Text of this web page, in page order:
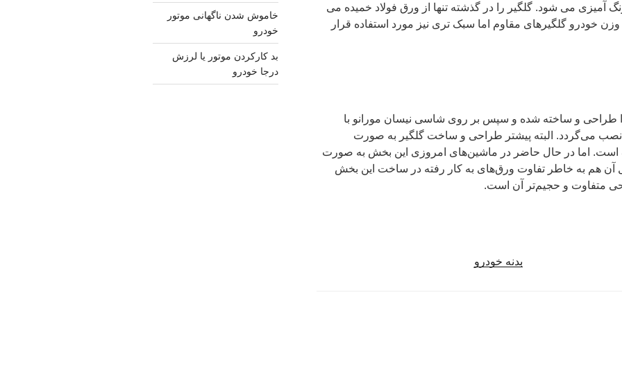
آمیزی می شود. گلگیر را در گذشته تنها از ورق فولاد خمیده می‌
خودرو گلگیرهای مقاوم اما سبک‌ تری نیز مورد استفاده قرار
طراحی و ساخته شده و سپس بر روی شاسی نیسان مورانو با
نصب می‌گردد. البته پیشتر طراحی و ساخت گلگیر به صورت
است. اما در حال حاضر در ماشین‌های امروزی این بخش به صورت
هم به خاطر تفاوت ورق‌های به کار رفته در ساخت این بخش
متفاوت و حجیم‌تر آن است.
بدنه خودرو
خاموش شدن ناگهانی موتور
خودرو
بد کارکردن موتور یا لرزش
درجا خودرو